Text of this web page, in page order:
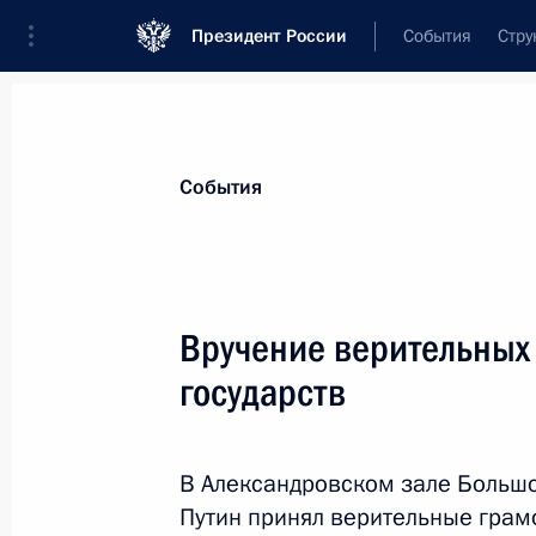
Президент России События
Алексей Мешков назначен
Послом России во Франции и в
по совместительству
События
Вручение
государств
В Александровском зале
Путин принял верительные